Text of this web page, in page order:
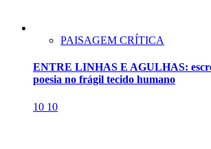
PAISAGEM CRÍTICA
ENTRE LINHAS E AGULHAS:
poesia no frágil tecido humano
10 10